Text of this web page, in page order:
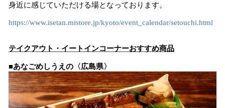
身近に感じていただける場となっております。
https://www.isetan.mistore.jp/kyoto/event_calendar/setouchi.html
テイクアウト・イートインコーナーおすすめ商品
■あなごめしうえの〈広島県〉